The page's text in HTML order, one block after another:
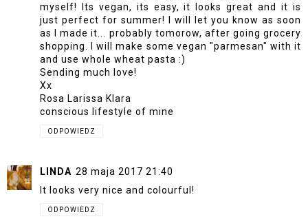
myself! Its vegan, its easy, it looks great and it is
just perfect for summer! I will let you know as soon
as I made it... probably tomorow, after going grocery
shopping. I will make some vegan "parmesan" with it
and use whole wheat pasta :)
Sending much love!
Xx
Rosa Larissa Klara
conscious lifestyle of mine
ODPOWIEDZ
LINDA 28 maja 2017 21:40
It looks very nice and colourful!
ODPOWIEDZ